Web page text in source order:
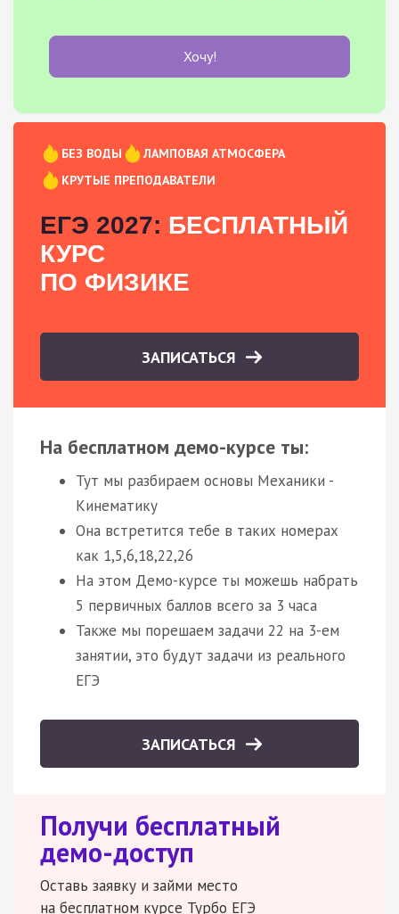
Хочу!
БЕЗ ВОДЫ
ЛАМПОВАЯ АТМОСФЕРА
КРУТЫЕ ПРЕПОДАВАТЕЛИ
ЕГЭ 2027: БЕСПЛАТНЫЙ
КУРС
ПО ФИЗИКЕ
ЗАПИСАТЬСЯ
На бесплатном демо-курсе ты:
Тут мы разбираем основы Механики -
Кинематику
Она встретится тебе в таких номерах
как 1,5,6,18,22,26
На этом Демо-курсе ты можешь набрать
5 первичных баллов всего за 3 часа
Также мы порешаем задачи 22 на 3-ем
занятии, это будут задачи из реального
ЕГЭ
ЗАПИСАТЬСЯ
Получи бесплатный
демо-доступ
Оставь заявку и займи место
на бесплатном курсе Турбо ЕГЭ